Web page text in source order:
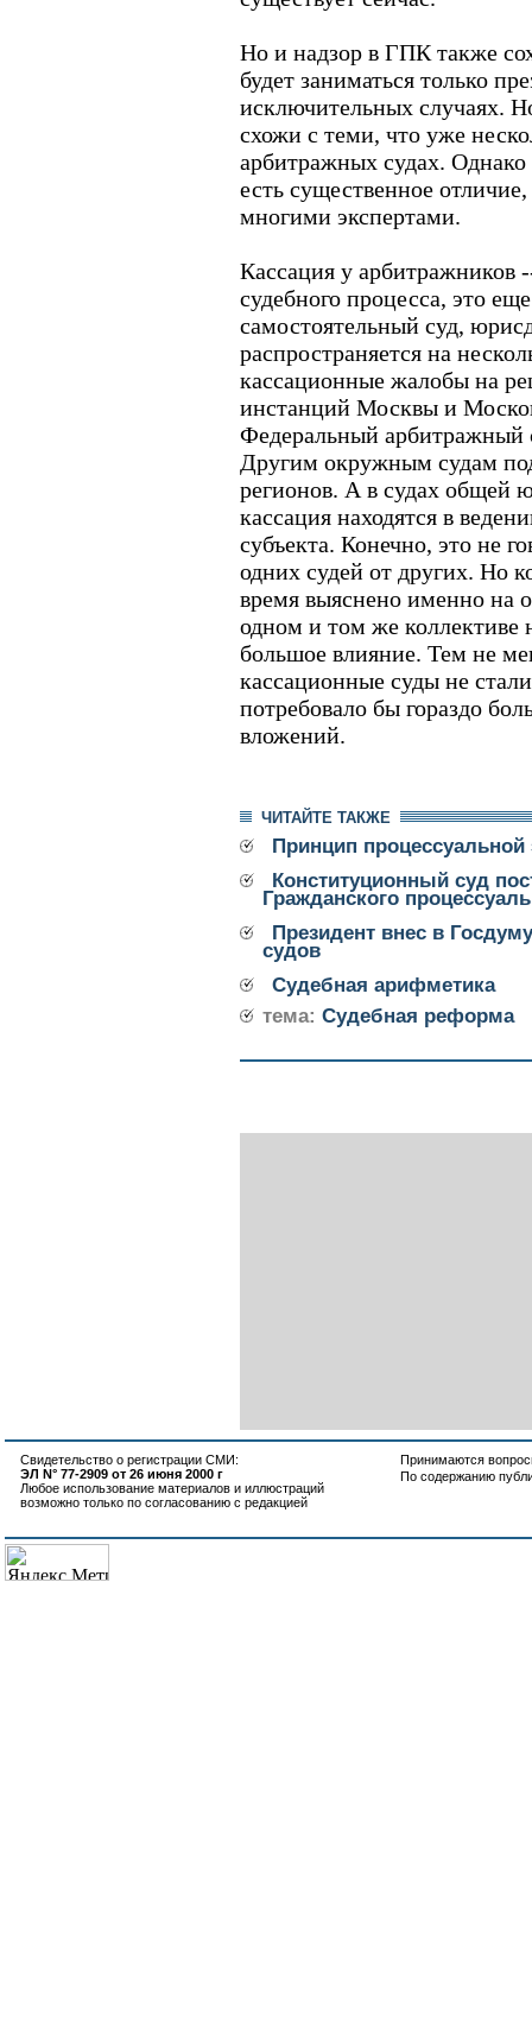
Но и надзор в ГПК также
будет заниматься только
исключительных случаях.
схожи с теми, что уже
арбитражных судах.
есть существенное
многими экспертами.
Кассация у арбитражников
судебного процесса, это
самостоятельный суд,
распространяется на
кассационные жалобы на
инстанций Москвы и
Федеральный арбитражный
Другим окружным судам
регионов. А в судах общей
кассация находятся в
субъекта. Конечно, это не
одних судей от других. Но
время выяснено именно на
одном и том же коллективе
большое влияние. Тем не
кассационные суды не
потребовало бы гораздо
вложений.
ЧИТАЙТЕ ТАКЖЕ
Принцип
Конституционный суд
Гражданского
Президент внес в
судов
Судебная арифметика
тема: Судебная реформа
Свидетельство о регистрации СМИ:
ЭЛ N° 77-2909 от 26 июня 2000 г
Любое использование материалов и иллюстраций
возможно только по согласованию с редакцией
Принимаются
По содержанию